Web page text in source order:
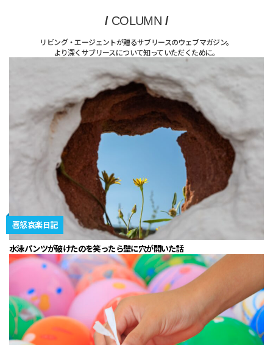
/ COLUMN /
リビング・エージェントが贈るサブリースのウェブマガジン。
より深くサブリースについて知っていただくために。
喜怒哀楽日記
水泳パンツが破けたのを笑ったら壁に穴が開いた話